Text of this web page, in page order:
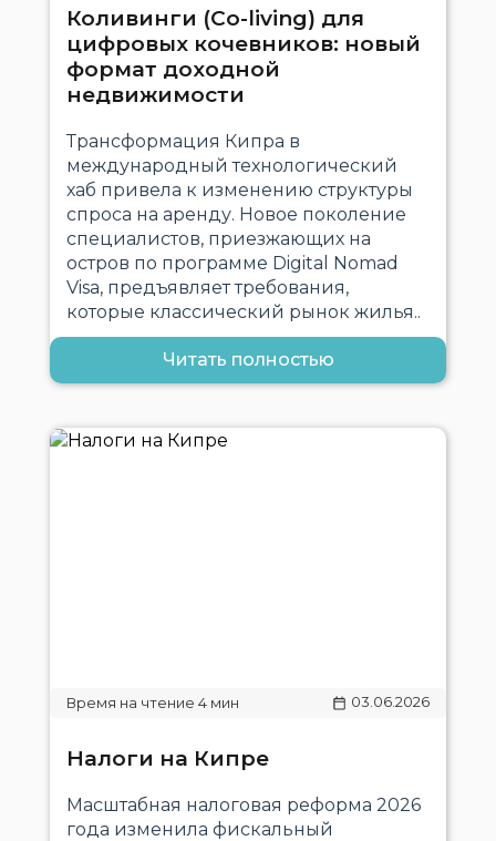
Коливинги (Co-living) для
цифровых кочевников: новый
формат доходной
недвижимости
Трансформация Кипра в
международный технологический
хаб привела к изменению структуры
спроса на аренду. Новое поколение
специалистов, приезжающих на
остров по программе Digital Nomad
Visa, предъявляет требования,
которые классический рынок жилья..
Читать полностью
03.06.2026
Налоги на Кипре
Масштабная налоговая реформа 2026
года изменила фискальный